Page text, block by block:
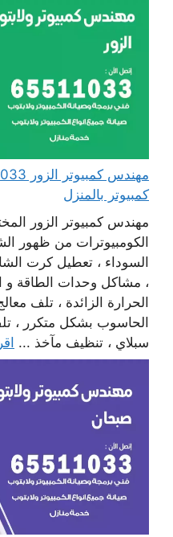
كمبيوتر بالمنزل
مهندس كمبيوتر الزور
الكومبيوترات من ظهور
السوداء ، تعطيل كرت
، مشاكل وحدات الطاقة و
الحرارة الزائدة ، تلف
الحاسوب بشكل متكرر ،
سبلاي ، تنظيف مآخذ ...